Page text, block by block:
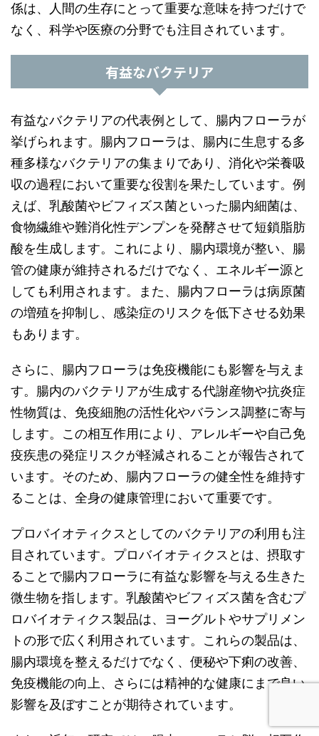
係は、人間の生存にとって重要な意味を持つだけで
なく、科学や医療の分野でも注目されています。
有益なバクテリア
有益なバクテリアの代表例として、腸内フローラが
挙げられます。腸内フローラは、腸内に生息する多
種多様なバクテリアの集まりであり、消化や栄養吸
収の過程において重要な役割を果たしています。例
えば、乳酸菌やビフィズス菌といった腸内細菌は、
食物繊維や難消化性デンプンを発酵させて短鎖脂肪
酸を生成します。これにより、腸内環境が整い、腸
管の健康が維持されるだけでなく、エネルギー源と
しても利用されます。また、腸内フローラは病原菌
の増殖を抑制し、感染症のリスクを低下させる効果
もあります。
さらに、腸内フローラは免疫機能にも影響を与えま
す。腸内のバクテリアが生成する代謝産物や抗炎症
性物質は、免疫細胞の活性化やバランス調整に寄与
します。この相互作用により、アレルギーや自己免
疫疾患の発症リスクが軽減されることが報告されて
います。そのため、腸内フローラの健全性を維持す
ることは、全身の健康管理において重要です。
プロバイオティクスとしてのバクテリアの利用も注
目されています。プロバイオティクスとは、摂取す
ることで腸内フローラに有益な影響を与える生きた
微生物を指します。乳酸菌やビフィズス菌を含むプ
ロバイオティクス製品は、ヨーグルトやサプリメン
トの形で広く利用されています。これらの製品は、
腸内環境を整えるだけでなく、便秘や下痢の改善、
免疫機能の向上、さらには精神的な健康にまで良い
影響を及ぼすことが期待されています。